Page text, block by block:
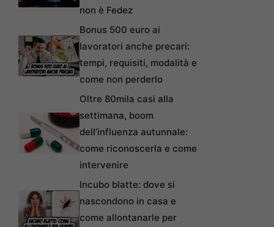
non è Fedez
Bonus 500 euro ai
lavoratori anche precari:
tempi, requisiti, modalità e
come non perderlo
Oltre 80mila casi alla
settimana, boom
dell’influenza autunnale:
come riconoscerla e come
intervenire
Incubo blatte: dove si
nascondono in casa e
come allontanarle per